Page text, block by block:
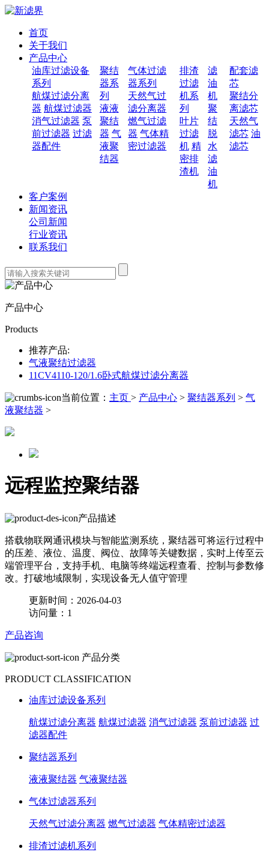
首页
关于我们
产品中心
油库过滤设备
系列
航煤过滤分离
器 航煤过滤器
消气过滤器 泵
前过滤器 过滤
器配件
聚结
器系
列
液液
聚结
器 气
液聚
结器
气体过滤
器系列
天然气过
滤分离器
燃气过滤
器 气体精
密过滤器
排渣
过滤
机系
列
叶片
过滤
机 精
密排
渣机
滤
油
机
聚
结
脱
水
滤
油
机
配套滤
芯
聚结分
离滤芯
天然气
滤芯 油
滤芯
客户案例
新闻资讯
公司新闻
行业资讯
联系我们
产品中心
Products
推荐产品:
气液聚结过滤器
11CV4110-120/1.6卧式航煤过滤分离器
当前位置： 主页 > 产品中心 > 聚结器系列 > 气
液聚结器 >
远程监控聚结器
产品描述
搭载物联网通讯模块与智能监测系统，聚结器可将运行过程中
的压差、液位、温度、阀位、故障等关键数据，实时上传至云
端管理平台，支持手机、电脑等终端远程查看、控制与参数修
改。打破地域限制，实现设备无人值守管理
更新时间：2026-04-03
访问量：1
产品咨询
产品分类
PRODUCT CLASSIFICATION
油库过滤设备系列
航煤过滤分离器 航煤过滤器 消气过滤器 泵前过滤器 过
滤器配件
聚结器系列
液液聚结器 气液聚结器
气体过滤器系列
天然气过滤分离器 燃气过滤器 气体精密过滤器
排渣过滤机系列